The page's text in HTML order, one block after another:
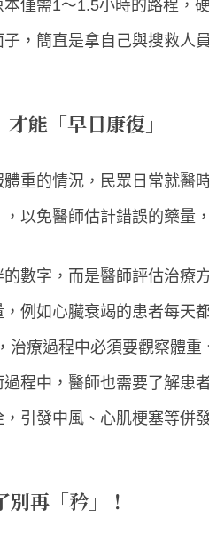
僅需1～1.5小時的路程，
，簡直是拿自己與搜救人
能「早日康復」
重的情況，民眾日常就醫
以免醫師估計錯誤的藥量
數字，而是醫師評估治療
例如心臟衰竭的患者每天
治療過程中必須要觀察體重
程中，醫師也需要了解患
引發中風、心肌梗塞等併
再「矜」！